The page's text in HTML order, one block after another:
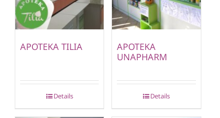
APOTEKA TILIA
Details
APOTEKA
UNAPHARM
Details